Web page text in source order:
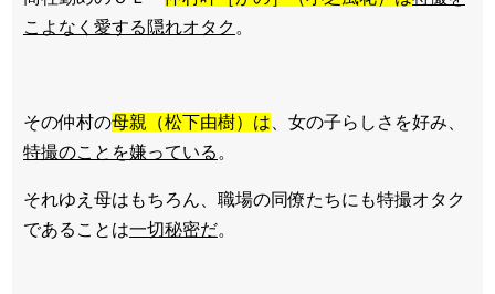
こよなく愛する隠れオタク 。
その仲村の母親（松下由樹）は 、女の子らしさを好み、
特撮のことを嫌っている 。
それゆえ母はもちろん、職場の同僚たちにも特撮オタク
であることは一切秘密だ。